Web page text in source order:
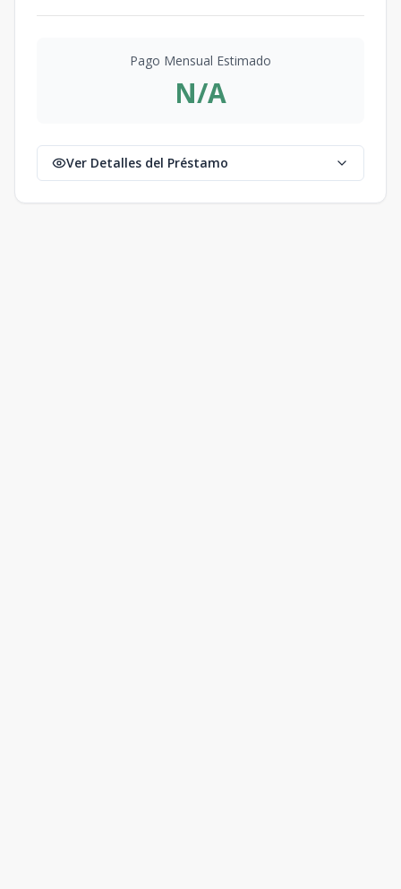
Pago Mensual Estimado
N/A
Ver Detalles del Préstamo